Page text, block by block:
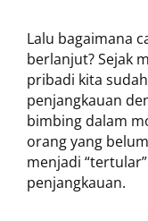
Lalu bagaimana
berlanjut? Sejak
pribadi kita
penjangkauan
bimbing dalam
orang yang
menjadi
penjangkauan.